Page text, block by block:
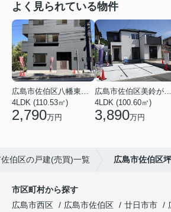
よく見られている物件
広島市佐伯区八幡東４丁目
4LDK (110.53㎡)
2,790万円
広島市佐伯区美鈴が丘西４丁目
4LDK (100.60㎡)
3,890万円
伯区の戸建(売買)一覧 広島市佐伯区
市区町村から探す
広島市西区
広島市佐伯区 廿日市市